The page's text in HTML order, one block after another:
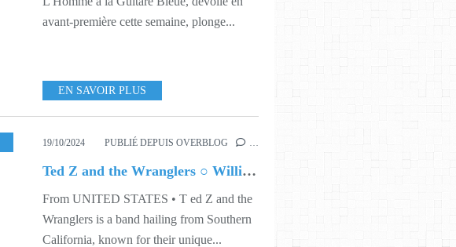
avant-première cette semaine, plonge...
EN SAVOIR PLUS
19/10/2024 PUBLIÉ DEPUIS OVERBLOG …
Ted Z and the Wranglers ○ Williamsburg
From UNITED STATES • T ed Z and the
Wranglers is a band hailing from Southern
California, known for their unique...